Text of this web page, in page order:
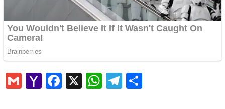
GmailYahoo
Mail
Facebook
X WhatsApp
Telegram